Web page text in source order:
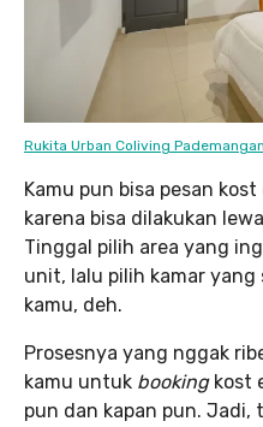
Rukita Urban Coliving Pademangan
Kamu pun bisa pesan
karena bisa dilakukan
Tinggal pilih area yang
unit, lalu pilih kamar
kamu, deh.
Prosesnya yang nggak
kamu untuk bookingkost
pun dan kapan pun. Jadi,